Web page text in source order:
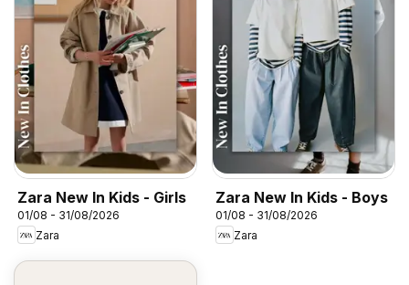
Zara New In Kids - Girls
01/08 - 31/08/2026
Zara
Zara New In Kids - Boys
01/08 - 31/08/2026
Zara